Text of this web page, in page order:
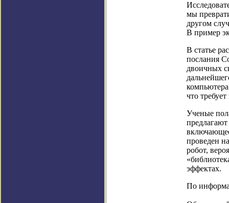
мы
другом
В пример
В статье
послания
двоичных
что
Ученые
проведен
робот,
эффектах.
По